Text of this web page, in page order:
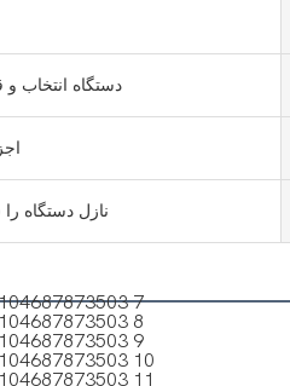
دستگاه انتخاب و
نازل دستگاه را